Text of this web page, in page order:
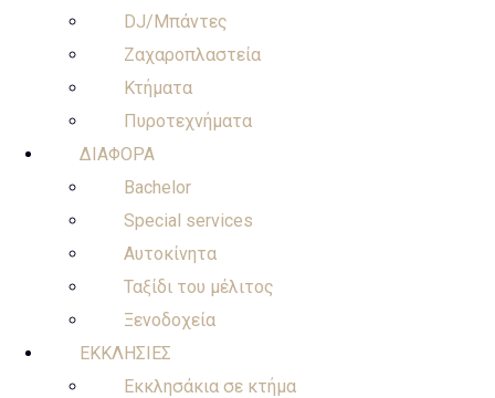
DJ/Μπάντες
Ζαχαροπλαστεία
Κτήματα
Πυροτεχνήματα
ΔΙΑΦΟΡΑ
Bachelor
Special services
Αυτοκίνητα
Ταξίδι του μέλιτος
Ξενοδοχεία
ΕΚΚΛΗΣΙΕΣ
Εκκλησάκια σε κτήμα